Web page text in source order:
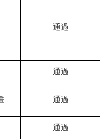
通過
通過
通過
通過